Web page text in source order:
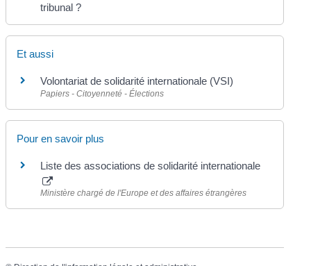
tribunal ?
Et aussi
Volontariat de solidarité internationale (VSI)
Papiers - Citoyenneté - Élections
Pour en savoir plus
Liste des associations de solidarité internationale
Ministère chargé de l'Europe et des affaires étrangères